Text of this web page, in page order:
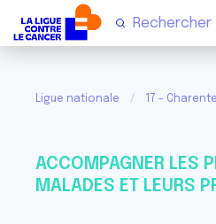
Ligue nationale 17 -
ACCOMPAGNER LES
MALADES ET LEURS